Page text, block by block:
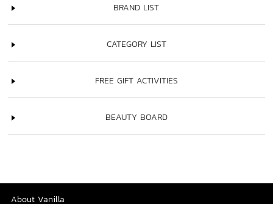
BRAND LIST
CATEGORY LIST
FREE GIFT ACTIVITIES
BEAUTY BOARD
About Vanilla